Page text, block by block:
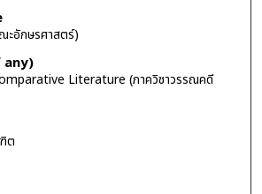
อักษรศาสตร์)
Literature (ภาควิชาวรรณคดี
ต